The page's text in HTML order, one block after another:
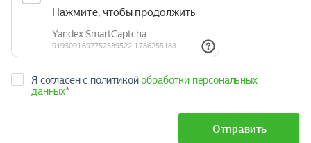
Я согласен с политикойобработки персональных
данных*
Отправить